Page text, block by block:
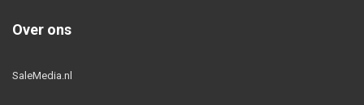
Over ons
SaleMedia.nl